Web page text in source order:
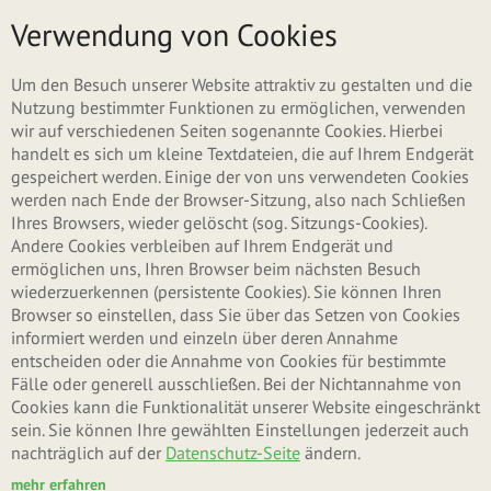
Menü
Verwendung von Cookies
Um den Besuch unserer Website attraktiv zu gestalten und die
Nutzung bestimmter Funktionen zu ermöglichen, verwenden
wir auf verschiedenen Seiten sogenannte Cookies. Hierbei
handelt es sich um kleine Textdateien, die auf Ihrem Endgerät
gespeichert werden. Einige der von uns verwendeten Cookies
werden nach Ende der Browser-Sitzung, also nach Schließen
Ihres Browsers, wieder gelöscht (sog. Sitzungs-Cookies).
Andere Cookies verbleiben auf Ihrem Endgerät und
ermöglichen uns, Ihren Browser beim nächsten Besuch
wiederzuerkennen (persistente Cookies). Sie können Ihren
Browser so einstellen, dass Sie über das Setzen von Cookies
informiert werden und einzeln über deren Annahme
entscheiden oder die Annahme von Cookies für bestimmte
Fälle oder generell ausschließen. Bei der Nichtannahme von
Cookies kann die Funktionalität unserer Website eingeschränkt
sein. Sie können Ihre gewählten Einstellungen jederzeit auch
nachträglich auf der Datenschutz-Seite ändern.
mehr erfahren